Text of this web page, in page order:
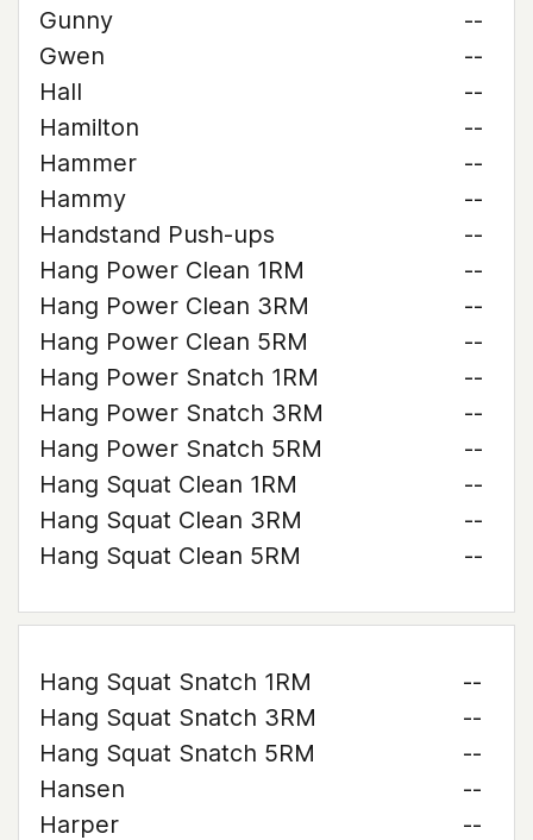
Gunny
--
Gwen
--
Hall
--
Hamilton
--
Hammer
--
Hammy
--
Handstand Push-ups
--
Hang Power Clean 1RM
--
Hang Power Clean 3RM
--
Hang Power Clean 5RM
--
Hang Power Snatch 1RM
--
Hang Power Snatch 3RM
--
Hang Power Snatch 5RM
--
Hang Squat Clean 1RM
--
Hang Squat Clean 3RM
--
Hang Squat Clean 5RM
--
Hang Squat Snatch 1RM
--
Hang Squat Snatch 3RM
--
Hang Squat Snatch 5RM
--
Hansen
--
Harper
--